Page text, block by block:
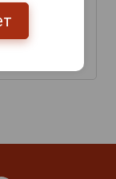
Double Toro